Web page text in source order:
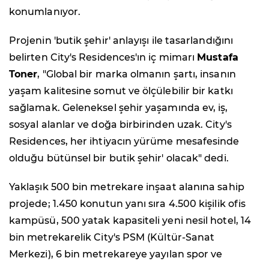
konumlanıyor.
Projenin 'butik şehir' anlayışı ile tasarlandığını
belirten City's Residences'ın iç mimarı Mustafa
Toner, "Global bir marka olmanın şartı, insanın
yaşam kalitesine somut ve ölçülebilir bir katkı
sağlamak. Geleneksel şehir yaşamında ev, iş,
sosyal alanlar ve doğa birbirinden uzak. City's
Residences, her ihtiyacın yürüme mesafesinde
olduğu bütünsel bir butik şehir' olacak" dedi.
Yaklaşık 500 bin metrekare inşaat alanına sahip
projede; 1.450 konutun yanı sıra 4.500 kişilik ofis
kampüsü, 500 yatak kapasiteli yeni nesil hotel, 14
bin metrekarelik City's PSM (Kültür-Sanat
Merkezi), 6 bin metrekareye yayılan spor ve